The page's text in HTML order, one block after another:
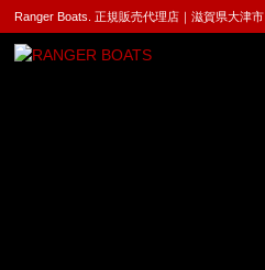
Ranger Boats. 正規販売代理店｜滋賀県大津市